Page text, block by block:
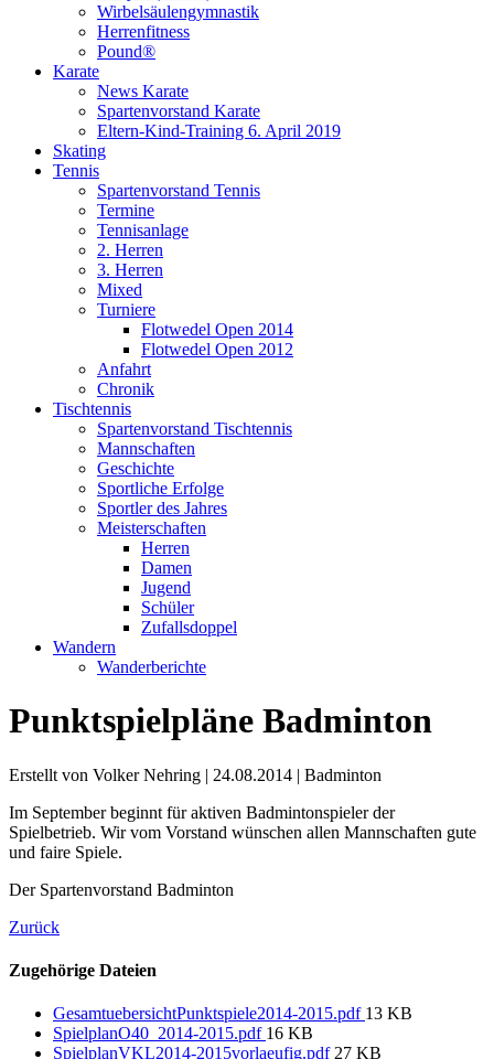
Wirbelsäulengymnastik
Herrenfitness
Pound®
Karate
News Karate
Spartenvorstand Karate
Eltern-Kind-Training 6. April 2019
Skating
Tennis
Spartenvorstand Tennis
Termine
Tennisanlage
2. Herren
3. Herren
Mixed
Turniere
Flotwedel Open 2014
Flotwedel Open 2012
Anfahrt
Chronik
Tischtennis
Spartenvorstand Tischtennis
Mannschaften
Geschichte
Sportliche Erfolge
Sportler des Jahres
Meisterschaften
Herren
Damen
Jugend
Schüler
Zufallsdoppel
Wandern
Wanderberichte
Punktspielpläne Badminton
Erstellt von Volker Nehring | 24.08.2014 | Badminton
Im September beginnt für aktiven Badmintonspieler der
Spielbetrieb. Wir vom Vorstand wünschen allen Mannschaften gute
und faire Spiele.
Der Spartenvorstand Badminton
Zurück
Zugehörige Dateien
GesamtuebersichtPunktspiele2014-2015.pdf 13 KB
SpielplanO40_2014-2015.pdf 16 KB
SpielplanVKL2014-2015vorlaeufig.pdf27 KB